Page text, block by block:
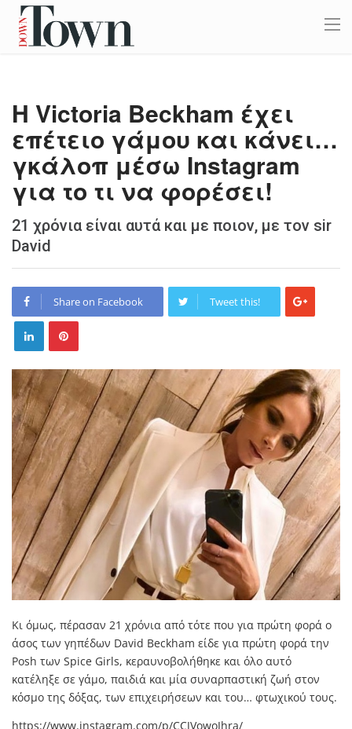
H Victoria Beckham έχει
επέτειο γάμου και κάνει…
γκάλοπ μέσω Instagram
για το τι να φορέσει!
21 χρόνια είναι αυτά και με ποιον, με τον sir
David
Share on Facebook Tweet this!
Κι όμως, πέρασαν 21 χρόνια από τότε που για πρώτη φορά ο
άσος των γηπέδων David Beckham είδε για πρώτη φορά την
Posh των Spice Girls, κεραυνοβολήθηκε και όλο αυτό
κατέληξε σε γάμο, παιδιά και μία συναρπαστική ζωή στον
κόσμο της δόξας, των επιχειρήσεων και του… φτωχικού τους.
https://www.instagram.com/p/CCJVowoJhra/